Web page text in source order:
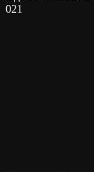
021